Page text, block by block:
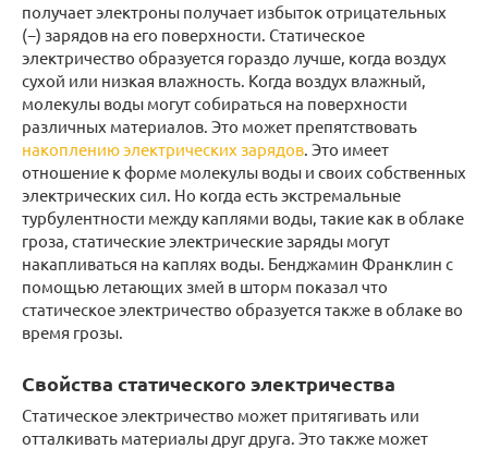
получает электроны получает избыток отрицательных
(−) зарядов на его поверхности. Статическое
электричество образуется гораздо лучше, когда воздух
сухой или низкая влажность. Когда воздух влажный,
молекулы воды могут собираться на поверхности
различных материалов. Это может препятствовать
накоплению электрических зарядов. Это имеет
отношение к форме молекулы воды и своих собственных
электрических сил. Но когда есть экстремальные
турбулентности между каплями воды, такие как в облаке
гроза, статические электрические заряды могут
накапливаться на каплях воды. Бенджамин Франклин с
помощью летающих змей в шторм показал что
статическое электричество образуется также в облаке во
время грозы.
Свойства статического электричества
Статическое электричество может притягивать или
отталкивать материалы друг друга. Это также может